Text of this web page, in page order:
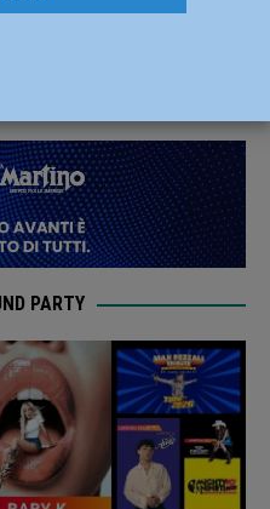
PARTY